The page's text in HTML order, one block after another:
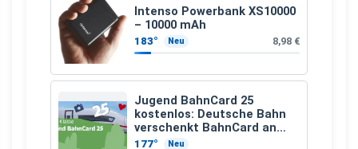
Intenso Powerbank XS10000
– 10000 mAh
183° Neu 8,98 €
Jugend BahnCard 25
kostenlos: Deutsche Bahn
verschenkt BahnCard an
Kinder und Jugendliche
177° Neu